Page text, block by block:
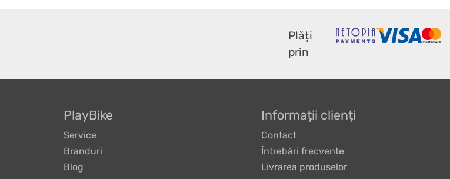
Plăți
prin
PlayBike
Service
Branduri
Blog
Informații clienți
Contact
Întrebări frecvente
Livrarea produselor